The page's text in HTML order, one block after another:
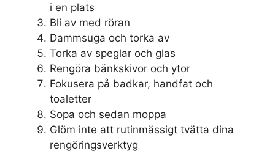
i en plats
Bli av med röran
Dammsuga och torka av
Torka av speglar och glas
Rengöra bänkskivor och ytor
Fokusera på badkar, handfat och
toaletter
Sopa och sedan moppa
Glöm inte att rutinmässigt tvätta dina
rengöringsverktyg